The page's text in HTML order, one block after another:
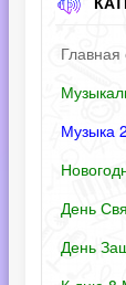
Главная
Музыка
День
День